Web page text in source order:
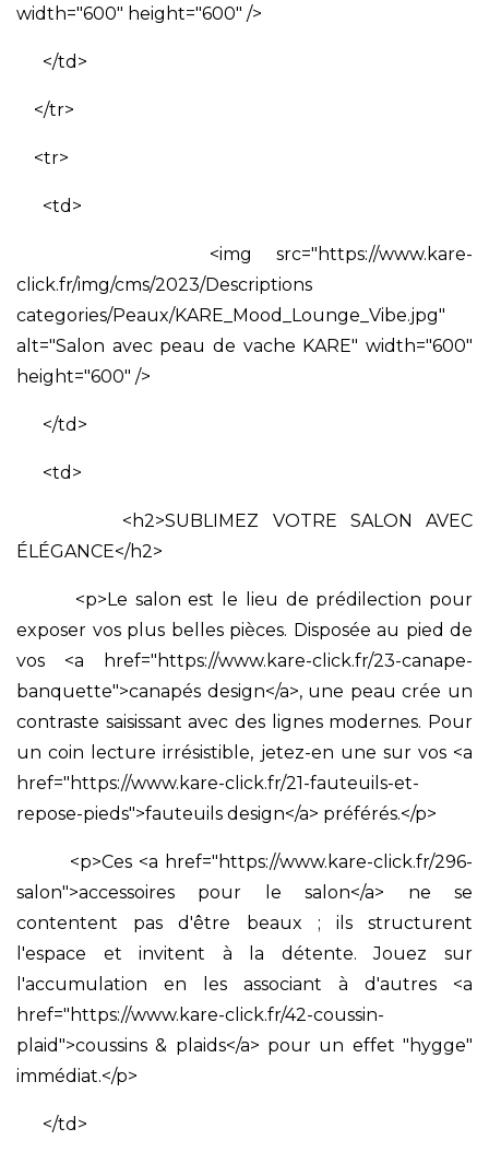
width="600" height="600" />
</td>
</tr>
<tr>
<td>
<img src="https://www.kare-
click.fr/img/cms/2023/Descriptions
categories/Peaux/KARE_Mood_Lounge_Vibe.jpg"
alt="Salon avec peau de vache KARE" width="600"
height="600" />
</td>
<td>
<h2>SUBLIMEZ VOTRE SALON AVEC
ÉLÉGANCE</h2>
<p>Le salon est le lieu de prédilection pour
exposer vos plus belles pièces. Disposée au pied de
vos <a href="https://www.kare-click.fr/23-canape-
banquette">canapés design</a>, une peau crée un
contraste saisissant avec des lignes modernes. Pour
un coin lecture irrésistible, jetez-en une sur vos <a
href="https://www.kare-click.fr/21-fauteuils-et-
repose-pieds">fauteuils design</a> préférés.</p>
<p>Ces <a href="https://www.kare-click.fr/296-
salon">accessoires pour le salon</a> ne se
contentent pas d'être beaux ; ils structurent
l'espace et invitent à la détente. Jouez sur
l'accumulation en les associant à d'autres <a
href="https://www.kare-click.fr/42-coussin-
plaid">coussins & plaids</a> pour un effet "hygge"
immédiat.</p>
</td>